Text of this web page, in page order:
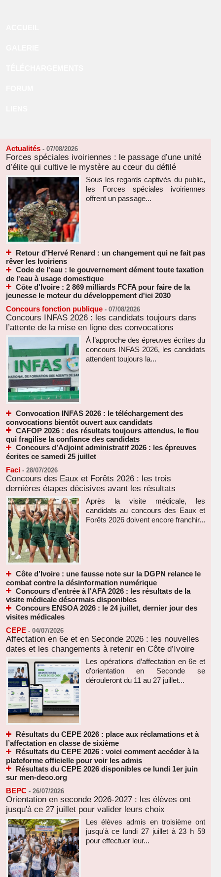
Actualités - 07/08/2026
Forces spéciales ivoiriennes : le passage d’une unité
d’élite qui cultive le mystère au cœur du défilé
Sous les regards captivés du public,
les Forces spéciales ivoiriennes
offrent un passage...
Retour d’Hervé Renard : un changement qui ne fait pas
rêver les Ivoiriens
Code de l'eau : le gouvernement dément toute taxation
de l'eau à usage domestique
Côte d'Ivoire : 2 869 milliards FCFA pour faire de la
jeunesse le moteur du développement d'ici 2030
Concours fonction publique - 07/08/2026
Concours INFAS 2026 : les candidats toujours dans
l’attente de la mise en ligne des convocations
À l’approche des épreuves écrites du
concours INFAS 2026, les candidats
attendent toujours la...
Convocation INFAS 2026 : le téléchargement des
convocations bientôt ouvert aux candidats
CAFOP 2026 : des résultats toujours attendus, le flou
qui fragilise la confiance des candidats
Concours d’Adjoint administratif 2026 : les épreuves
écrites ce samedi 25 juillet
Faci - 28/07/2026
Concours des Eaux et Forêts 2026 : les trois
dernières étapes décisives avant les résultats
Après la visite médicale, les
candidats au concours des Eaux et
Forêts 2026 doivent encore franchir...
Côte d’Ivoire : une fausse note sur la DGPN relance le
combat contre la désinformation numérique
Concours d'entrée à l'AFA 2026 : les résultats de la
visite médicale désormais disponibles
Concours ENSOA 2026 : le 24 juillet, dernier jour des
visites médicales
CEPE - 04/07/2026
Affectation en 6e et en Seconde 2026 : les nouvelles
dates et les changements à retenir en Côte d’Ivoire
Les opérations d’affectation en 6e et
d’orientation en Seconde se
dérouleront du 11 au 27 juillet...
Résultats du CEPE 2026 : place aux réclamations et à
l’affectation en classe de sixième
Résultats du CEPE 2026 : voici comment accéder à la
plateforme officielle pour voir les admis
Résultats du CEPE 2026 disponibles ce lundi 1er juin
sur men-deco.org
BEPC - 26/07/2026
Orientation en seconde 2026-2027 : les élèves ont
jusqu'à ce 27 juillet pour valider leurs choix
Les élèves admis en troisième ont
jusqu'à ce lundi 27 juillet à 23 h 59
pour effectuer leur...